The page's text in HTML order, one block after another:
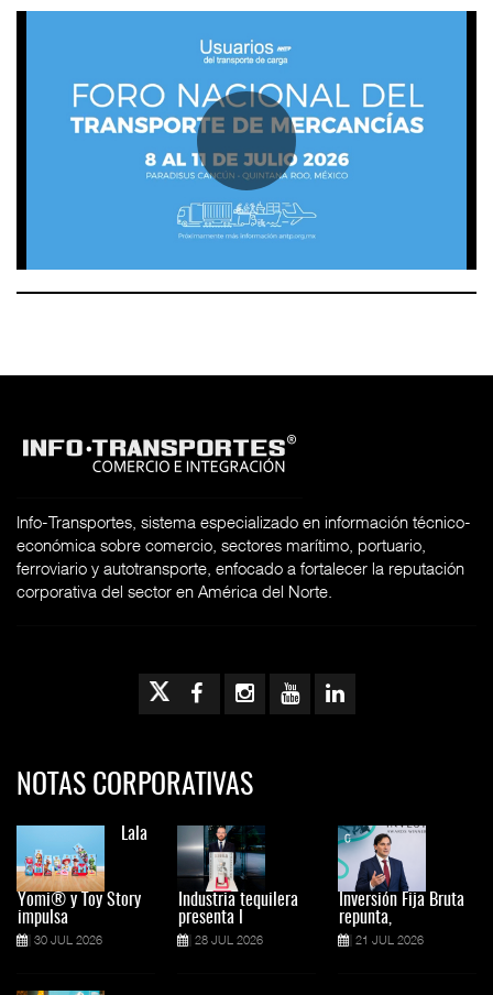
Info-Transportes, sistema especializado en información técnico-
económica sobre comercio, sectores marítimo, portuario,
ferroviario y autotransporte, enfocado a fortalecer la reputación
corporativa del sector en América del Norte.
NOTAS CORPORATIVAS
Lala
Yomi® y Toy Story
impulsa
30 JUL 2026
Industria tequilera
presenta l
28 JUL 2026
Inversión Fija Bruta
repunta,
21 JUL 2026